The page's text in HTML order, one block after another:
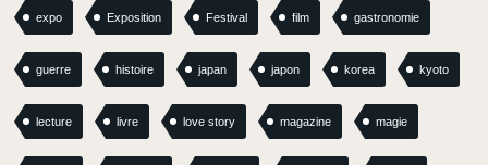
expo Exposition Festival film gastronomie
guerre histoire japan japon korea kyoto
lecture livre love story magazine magie